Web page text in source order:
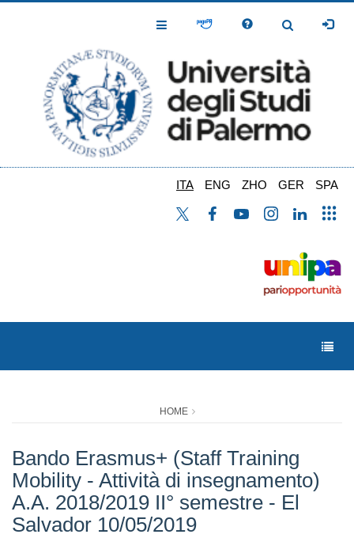
Toggle
Toggle
ITA ENG ZHO GER SPA
HOME
Bando Erasmus+ (Staff Training
Mobility - Attività di insegnamento)
A.A. 2018/2019 II° semestre - El
Salvador 10/05/2019